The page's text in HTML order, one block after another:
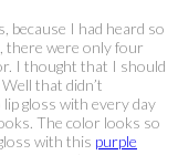
because I had heard so
there were only four
I thought that I should
that didn’t
gloss with every day
The color looks so
with this purple